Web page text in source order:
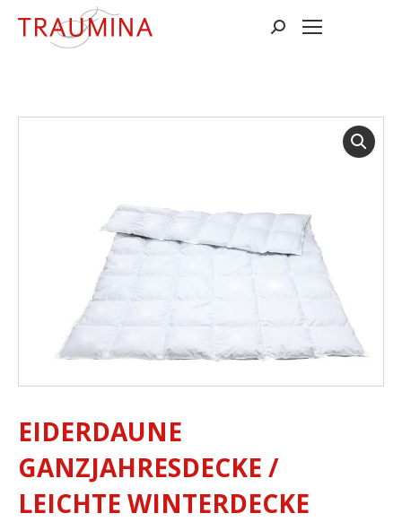
Suchen:
EIDERDAUNE
GANZJAHRESDECKE /
LEICHTE WINTERDECKE